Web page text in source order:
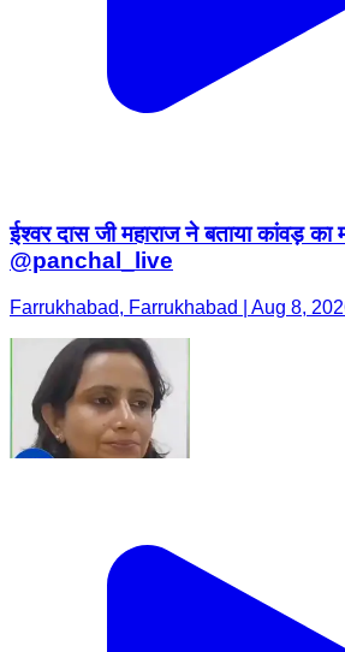
ईश्वर दास जी महाराज ने बताया कांवड़ का
@panchal_live
Farrukhabad, Farrukhabad | Aug 8,